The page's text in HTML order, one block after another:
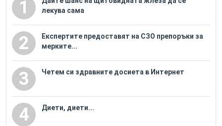
1
лекува сама
2
Eкспертите предоставят на СЗО препоръки за
мерките...
3 Четем си здравните досиета в Интернет
4 Диети, диети...